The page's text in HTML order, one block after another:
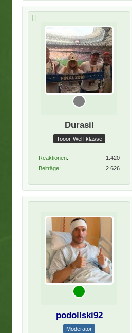
Durasil
Tooor-WelTklasse
Reaktionen
1.420
Beiträge
2.626
podollski92
Moderator